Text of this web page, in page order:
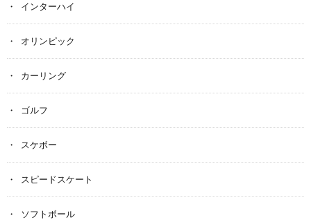
インターハイ
オリンピック
カーリング
ゴルフ
スケボー
スピードスケート
ソフトボール